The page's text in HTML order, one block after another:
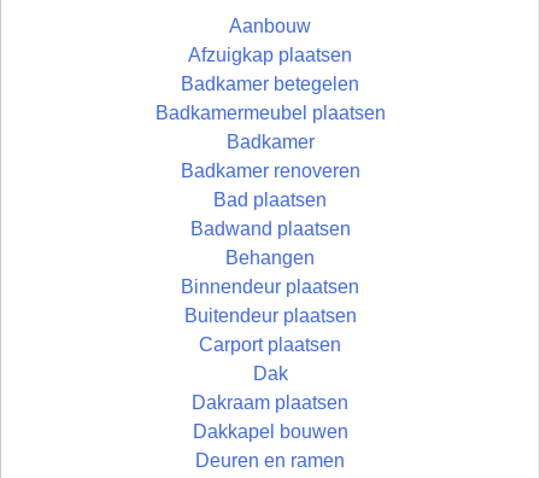
Aanbouw
Afzuigkap plaatsen
Badkamer betegelen
Badkamermeubel plaatsen
Badkamer
Badkamer renoveren
Bad plaatsen
Badwand plaatsen
Behangen
Binnendeur plaatsen
Buitendeur plaatsen
Carport plaatsen
Dak
Dakraam plaatsen
Dakkapel bouwen
Deuren en ramen